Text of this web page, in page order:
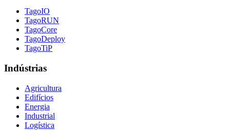
TagoIO
TagoRUN
TagoCore
TagoDeploy
TagoTiP
Indústrias
Agricultura
Edifícios
Energia
Industrial
Logística